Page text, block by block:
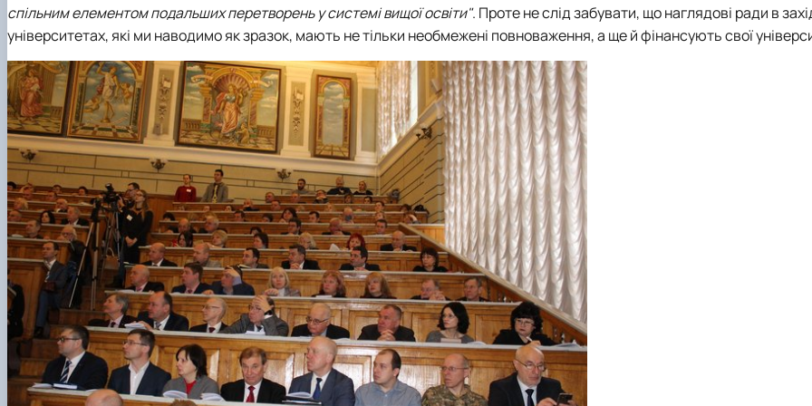
спільним елементом подальших перетворень у системі вищої освіти". Проте не слід забувати, що наглядові ради в
університетах, які ми наводимо як зразок, мають не тільки необмежені повноваження, а ще й фінансують свої